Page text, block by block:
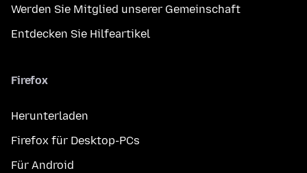
Werden Sie Mitglied unserer Gemeinschaft
Entdecken Sie Hilfeartikel
Firefox
Herunterladen
Firefox für Desktop-PCs
Für Android